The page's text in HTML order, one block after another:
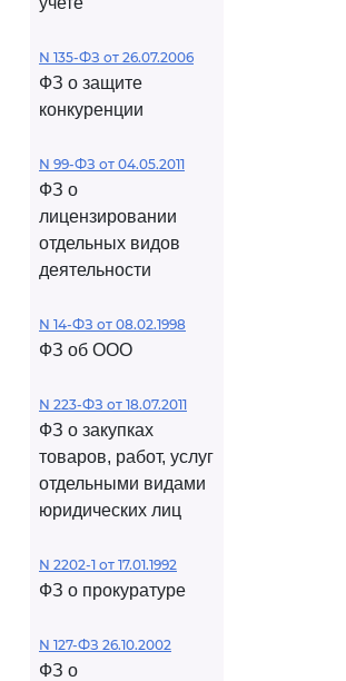
N 135-ФЗ от 26.07.2006
ФЗ о защите
конкуренции
N 99-ФЗ от 04.05.2011
ФЗ о
лицензировании
отдельных видов
деятельности
N 14-ФЗ от 08.02.1998
ФЗ об ООО
N 223-ФЗ от 18.07.2011
ФЗ о закупках
товаров, работ, услуг
отдельными видами
юридических лиц
N 2202-1 от 17.01.1992
ФЗ о прокуратуре
N 127-ФЗ 26.10.2002
ФЗ о